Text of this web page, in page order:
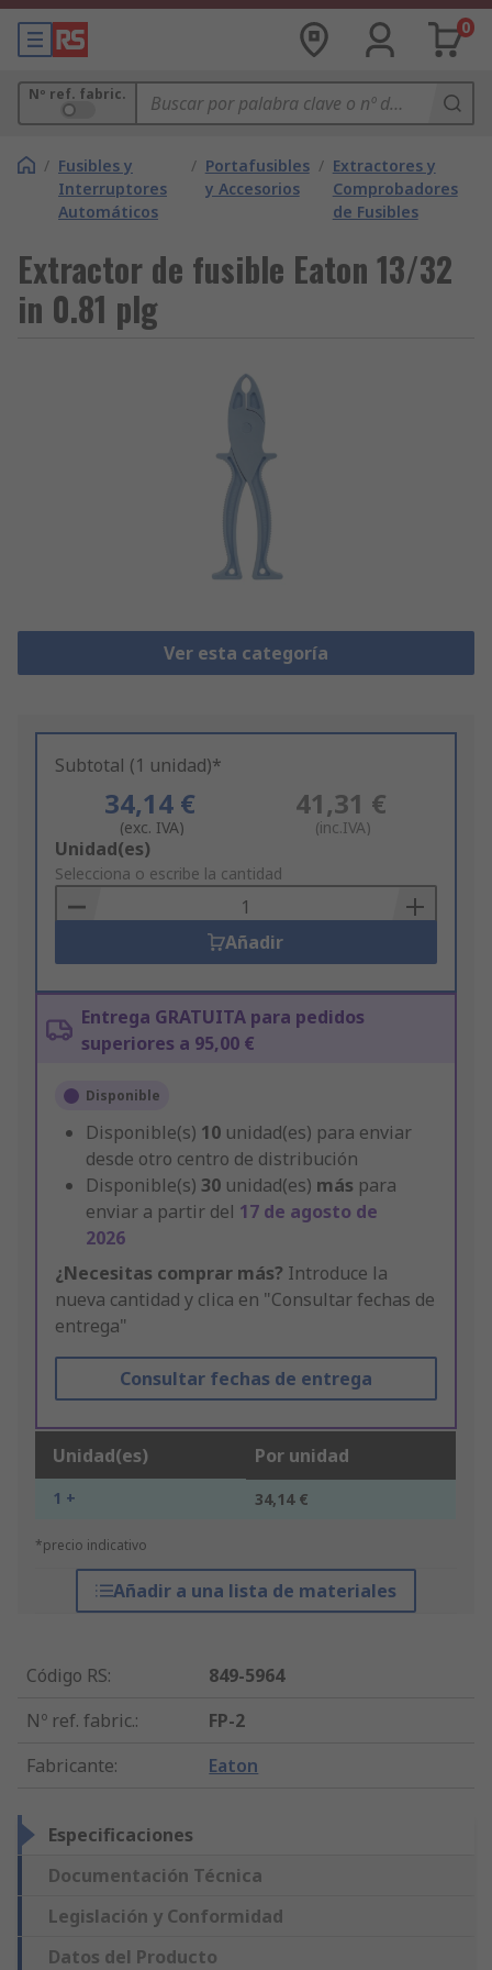
0
Nº ref. fabric.
/ Fusibles y
Interruptores
Automáticos
/ Portafusibles
y Accesorios
/ Extractores y
Comprobadores
de Fusibles
Extractor de fusible Eaton 13/32
in 0.81 plg
Ver esta categoría
Subtotal (1 unidad)*
34,14 €
(exc. IVA)
41,31 €
(inc.IVA)
Add
to
Basket
Unidad(es)
Selecciona o escribe la cantidad
Añadir
Entrega GRATUITA para pedidos
superiores a 95,00 €
Disponible
Disponible(s) 10 unidad(es) para enviar
desde otro centro de distribución
Disponible(s) 30 unidad(es) más para
enviar a partir del 17 de agosto de
2026
¿Necesitas comprar más? Introduce la
nueva cantidad y clica en "Consultar fechas de
entrega"
Consultar fechas de entrega
Unidad(es) Por unidad
1 + 34,14 €
*precio indicativo
Añadir a una lista de materiales
Código RS:
849-5964
Nº ref. fabric.:
FP-2
Fabricante: Eaton
Especificaciones
Documentación Técnica
Legislación y Conformidad
Datos del Producto